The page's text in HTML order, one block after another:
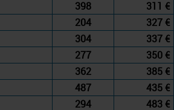
398
311 €
204
327 €
304
337 €
277
350 €
362
385 €
487
435 €
294 483 €